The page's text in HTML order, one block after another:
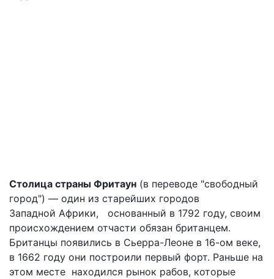
Столица страны Фритаун (в переводе "свободный
город") — один из старейших городов
Западной Африки, основанный в 1792 году, своим
происхождением отчасти обязан британцем.
Британцы появились в Сьерра-Леоне в 16-ом веке,
в 1662 году они построили первый форт. Раньше на
этом месте находился рынок рабов, которые